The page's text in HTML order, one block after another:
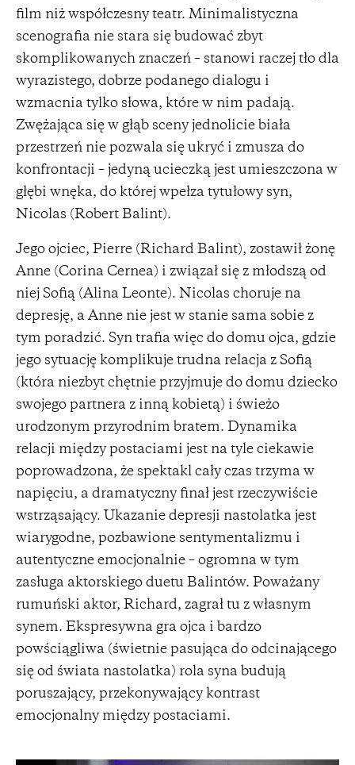
film niż współczesny teatr. Minimalistyczna
scenografia nie stara się budować zbyt
skomplikowanych znaczeń – stanowi raczej tło dla
wyrazistego, dobrze podanego dialogu i
wzmacnia tylko słowa, które w nim padają.
Zwężająca się w głąb sceny jednolicie biała
przestrzeń nie pozwala się ukryć i zmusza do
konfrontacji – jedyną ucieczką jest umieszczona w
głębi wnęka, do której wpełza tytułowy syn,
Nicolas (Robert Balint).
Jego ojciec, Pierre (Richard Balint), zostawił żonę
Anne (Corina Cernea) i związał się z młodszą od
niej Sofią (Alina Leonte). Nicolas choruje na
depresję, a Anne nie jest w stanie sama sobie z
tym poradzić. Syn trafia więc do domu ojca, gdzie
jego sytuację komplikuje trudna relacja z Sofią
(która niezbyt chętnie przyjmuje do domu dziecko
swojego partnera z inną kobietą) i świeżo
urodzonym przyrodnim bratem. Dynamika
relacji między postaciami jest na tyle ciekawie
poprowadzona, że spektakl cały czas trzyma w
napięciu, a dramatyczny finał jest rzeczywiście
wstrząsający. Ukazanie depresji nastolatka jest
wiarygodne, pozbawione sentymentalizmu i
autentyczne emocjonalnie – ogromna w tym
zasługa aktorskiego duetu Balintów. Poważany
rumuński aktor, Richard, zagrał tu z własnym
synem. Ekspresywna gra ojca i bardzo
powściągliwa (świetnie pasująca do odcinającego
się od świata nastolatka) rola syna budują
poruszający, przekonywający kontrast
emocjonalny między postaciami.